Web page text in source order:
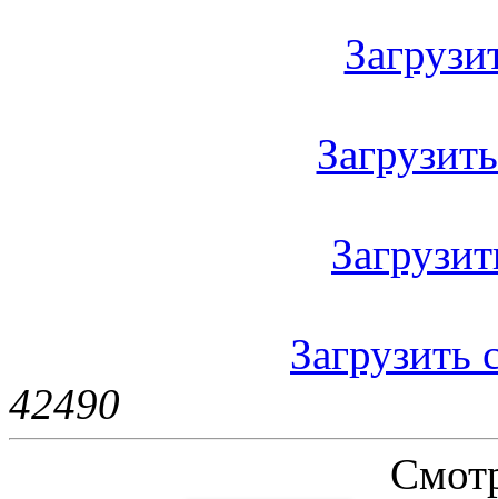
Загрузить
42490